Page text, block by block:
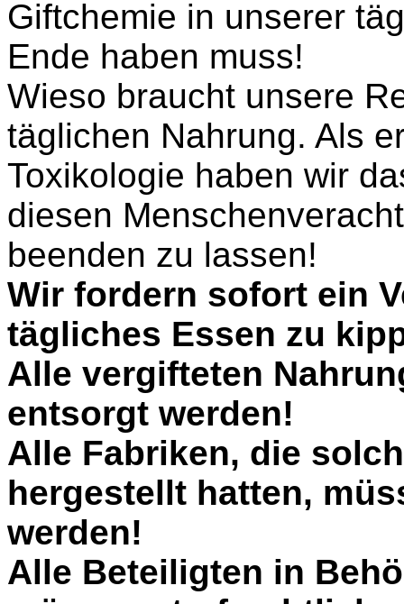
Giftchemie in unserer
Ende haben muss!
Wieso braucht unsere
täglichen Nahrung. Als
Toxikologie haben wir
diesen
beenden zu lassen!
Wir fordern sofort ein
tägliches Essen zu
Alle vergifteten
entsorgt werden!
Alle Fabriken, die
hergestellt hatten,
werden!
Alle Beteiligten in